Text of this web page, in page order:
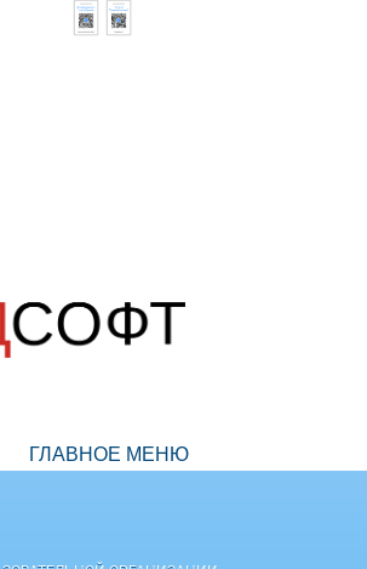
ГЛАВНОЕ МЕНЮ